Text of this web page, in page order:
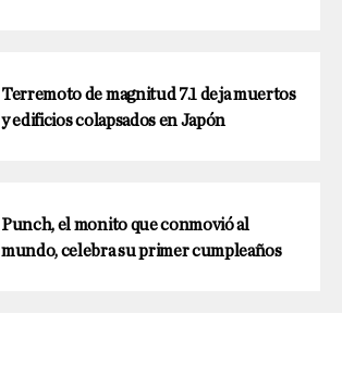
Terremoto de magnitud 7.1 deja muertos
y edificios colapsados en Japón
Punch, el monito que conmovió al
mundo, celebra su primer cumpleaños